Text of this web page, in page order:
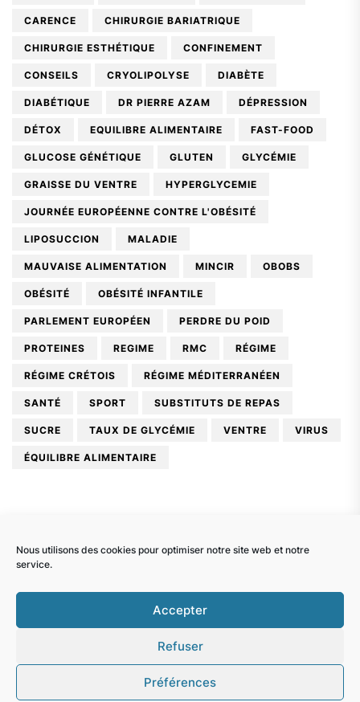
Nous utilisons des cookies pour optimiser notre site web et notre
service.
Accepter
Refuser
Préférences
CARENCE CHIRURGIE BARIATRIQUE
CHIRURGIE ESTHÉTIQUE CONFINEMENT
CONSEILS CRYOLIPOLYSE DIABÈTE
DIABÉTIQUE DR PIERRE AZAM DÉPRESSION
DÉTOX EQUILIBRE ALIMENTAIRE FAST-FOOD
GLUCOSE GÉNÉTIQUE GLUTEN GLYCÉMIE
GRAISSE DU VENTRE HYPERGLYCEMIE
JOURNÉE EUROPÉENNE CONTRE L'OBÉSITÉ
LIPOSUCCION MALADIE
MAUVAISE ALIMENTATION MINCIR OBOBS
OBÉSITÉ OBÉSITÉ INFANTILE
PARLEMENT EUROPÉEN PERDRE DU POID
PROTEINES REGIME RMC RÉGIME
RÉGIME CRÉTOIS RÉGIME MÉDITERRANÉEN
SANTÉ SPORT SUBSTITUTS DE REPAS
SUCRE TAUX DE GLYCÉMIE VENTRE VIRUS
ÉQUILIBRE ALIMENTAIRE
Docteur Pierre Azam.
All rights reserved.
Theme: BlogExpress ByThemeinwp.
WordPress.
Up↑
Confidentialité et cookies : ce site utilise des cookies. En continuant
à utiliser ce site Web, vous acceptez leur utilisation.
Pour en savoir plus, notamment sur la façon de contrôler les
cookies, consultez :Politique relative aux cookies